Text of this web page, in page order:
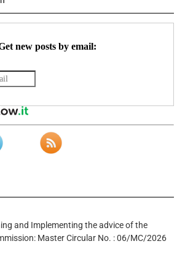
new posts by email:
and Implementing the advice of the
Master Circular No. : 06/MC/2026